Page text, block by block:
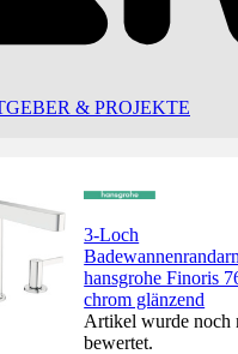
& PROJEKTE
3-Loch
hansgrohe Finoris
chrom glänzend
Artikel wurde noch
bewertet.